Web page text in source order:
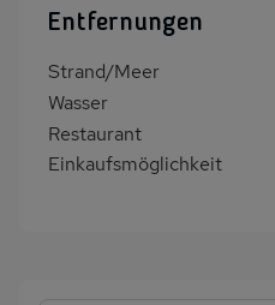
Entfernungen
Strand/Meer
Wasser
Restaurant
Einkaufsmöglichkeit